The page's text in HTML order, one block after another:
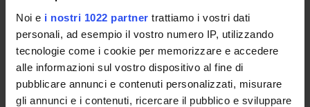
Noi e i nostri 1022 partner trattiamo i vostri dati
personali, ad esempio il vostro numero IP, utilizzando
tecnologie come i cookie per memorizzare e accedere
alle informazioni sul vostro dispositivo al fine di
pubblicare annunci e contenuti personalizzati, misurare
gli annunci e i contenuti, ricercare il pubblico e sviluppare
COMMISSIONI
UFFICI E STRUTTURE DI SERVIZIO
SERVIZI DI SEGRETERIA STUDENTI